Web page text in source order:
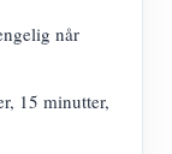
når
15 minutter,